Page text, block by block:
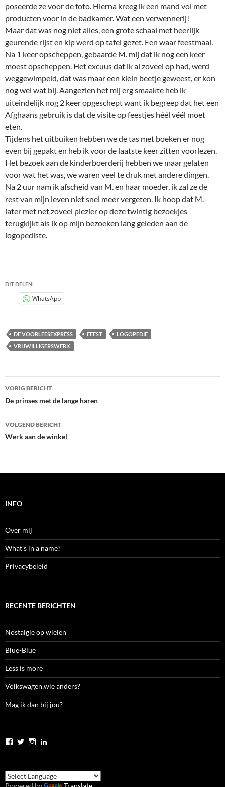
poseerde ze voor de foto. Hierna kreeg ik een mand vol met
producten voor in de badkamer. Wat een verwennerij!
Maar dat was nog niet alles, een grote schaal met heerlijk
geurende rijst en kip werd op tafel gezet. Een waar feestmaal.
Na 1 keer opscheppen, gebaarde M. mij dat ik nog een keer
moest opscheppen. Het excuus dat ik al zoveel op had, werd
weggewimpeld, dat was maar een klein beetje geweest, er kon
nog wel wat bij. Aangezien het mij erg smaakte heb ik
uiteindelijk nog 2 keer opgeschept want ik begreep dat het een
Afghaans gebruik is dat de visite op feestjes héél véél moet
eten.
Tijdens het uitbuiken hebben we de tas met boeken er nog
even bij gepakt en heb ik voor de laatste keer zitten voorlezen.
Het bezoek aan de kinderboerderij hebben we maar gelaten
voor wat het was, we waren veel te druk met andere dingen.
Na 2 uur nam ik afscheid van M. en haar moeder, ik zal ze de
rest van mijn leven niet snel meer vergeten. Ik hoop dat M.
later met net zoveel plezier op deze twintig bezoekjes
terugkijkt als ik op mijn bezoeken lang geleden aan de
logopediste.
DIT DELEN:
WhatsApp
DE VOORLEESEXPRESS FEEST
LOGOPEDIE
VRIJWILLIGERSWERK
Bericht
navigatie
VORIG BERICHT
De prinses met de lange haren
VOLGEND BERICHT
Werk aan de winkel
INFO
Over mij
What’s in a name?
Privacybeleid
RECENTE BERICHTEN
Nostalgie op wielen
Blue-Blue
Less is more
Volkswagen,wie anders?
Mag ik dan bij jou?
Bekijk
jolanda.zwier.5
op
Bekijk
JolandaZwier
op
Bekijk
jolandazwier
op
jolandazwier
op